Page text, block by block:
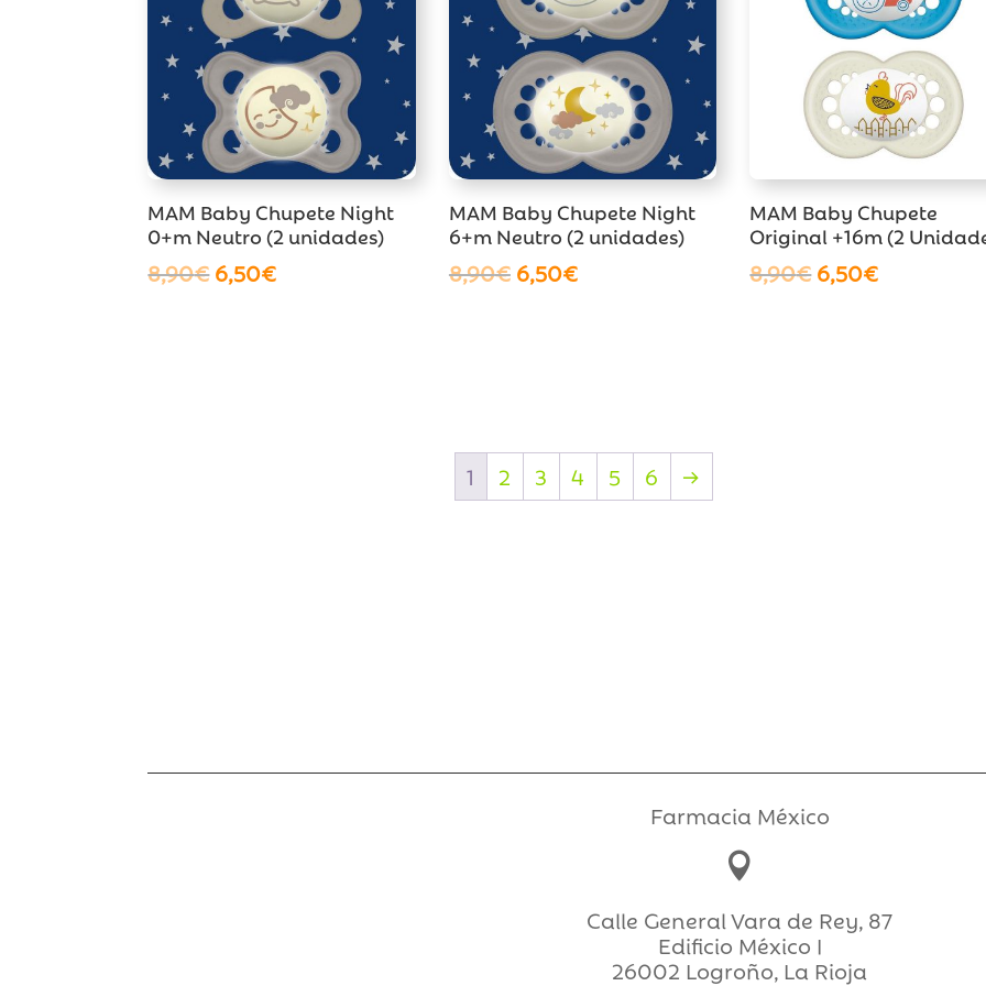
MAM Baby Chupete Night
0+m Neutro (2 unidades)
8,90€ El
6,50€El
MAM Baby Chupete Night
6+m Neutro (2 unidades)
8,90€ El
6,50€El
MAM Baby Chupete
Original +16m (2
8,90€ El
6,50€El
1 2 3 4 5 6 →
Farmacia México

Calle General Vara de Rey, 87
Edificio México I
26002 Logroño, La Rioja